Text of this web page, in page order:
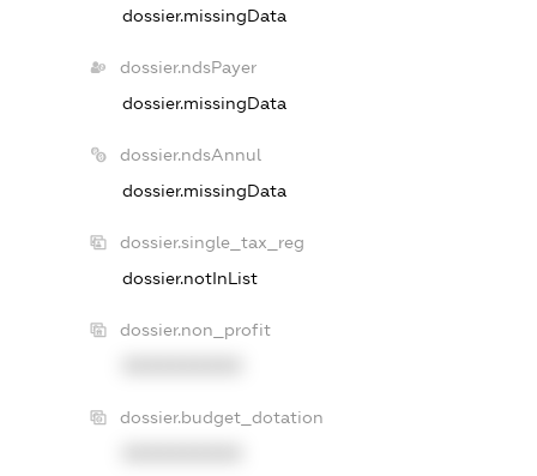
dossier.missingData
dossier.ndsPayer
dossier.missingData
dossier.ndsAnnul
dossier.missingData
dossier.single_tax_reg
dossier.notInList
dossier.non_profit
dossier.budget_dotation